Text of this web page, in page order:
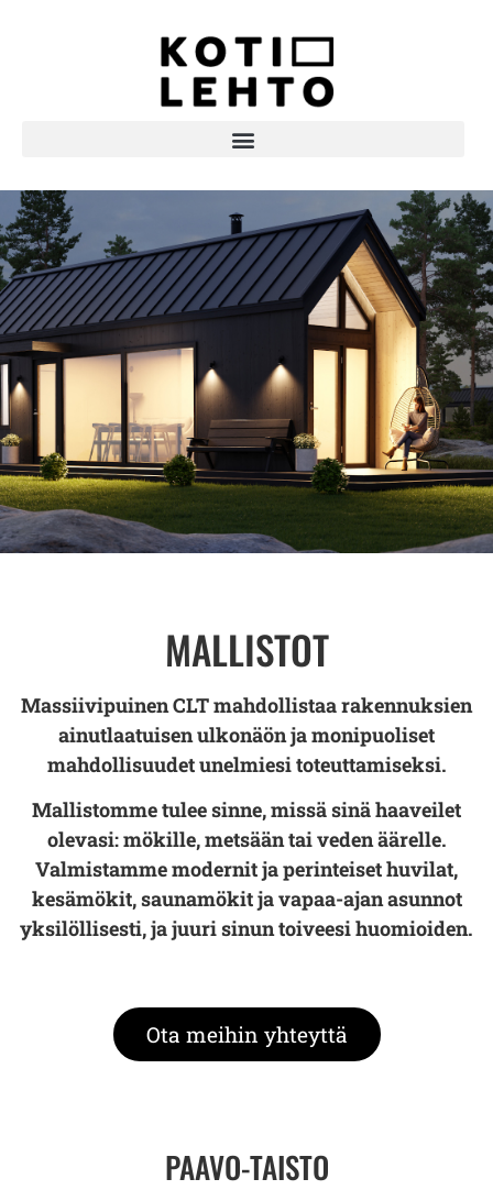
MALLISTOT
Massiivipuinen CLT mahdollistaa rakennuksien
ainutlaatuisen ulkonäön ja monipuoliset
mahdollisuudet unelmiesi toteuttamiseksi.
Mallistomme tulee sinne, missä sinä haaveilet
olevasi: mökille, metsään tai veden äärelle.
Valmistamme modernit ja perinteiset huvilat,
kesämökit, saunamökit ja vapaa-ajan asunnot
yksilöllisesti, ja juuri sinun toiveesi huomioiden.
Ota meihin yhteyttä
PAAVO-TAISTO